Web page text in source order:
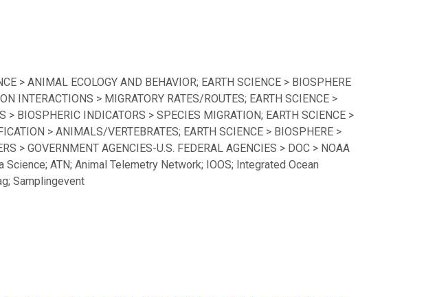
> ANIMAL ECOLOGY AND BEHAVIOR; EARTH SCIENCE > BIOSPHERE
INTERACTIONS > MIGRATORY RATES/ROUTES; EARTH SCIENCE >
> BIOSPHERIC INDICATORS > SPECIES MIGRATION; EARTH SCIENCE >
> ANIMALS/VERTEBRATES; EARTH SCIENCE > BIOSPHERE >
> GOVERNMENT AGENCIES-U.S. FEDERAL AGENCIES > DOC > NOAA
Science; ATN; Animal Telemetry Network; IOOS; Integrated Ocean
Samplingevent